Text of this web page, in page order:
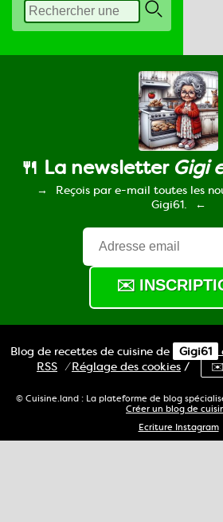
🍴 La newsletter Gigi
Reçois par e-mail toutes les
Gigi61.
Blog de recettes de cuisine de Gigi61
RSS ⁄Réglage des cookies / ✉️
© Cuisine.land : La plateforme de blog
Créer un blog de
Ecriture Instagram